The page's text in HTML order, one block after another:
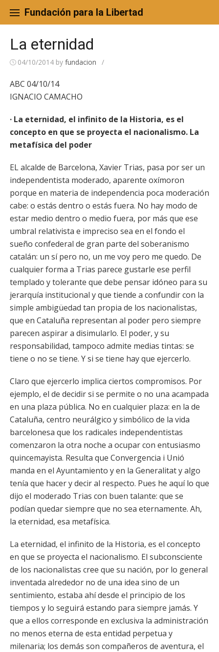
content
Fundación para la Libertad
La eternidad
04/10/2014 by fundacion /
ABC 04/10/14
IGNACIO CAMACHO
· La eternidad, el infinito de la Historia, es el
concepto en que se proyecta el nacionalismo. La
metafísica del poder
EL alcalde de Barcelona, Xavier Trias, pasa por ser un
independentista moderado, aparente oxímoron
porque en materia de independencia poca moderación
cabe: o estás dentro o estás fuera. No hay modo de
estar medio dentro o medio fuera, por más que ese
umbral relativista e impreciso sea en el fondo el
sueño confederal de gran parte del soberanismo
catalán: un sí pero no, un me voy pero me quedo. De
cualquier forma a Trias parece gustarle ese perfil
templado y tolerante que debe pensar idóneo para su
jerarquía institucional y que tiende a confundir con la
simple ambigüedad tan propia de los nacionalistas,
que en Cataluña representan al poder pero siempre
parecen aspirar a disimularlo. El poder, y su
responsabilidad, tampoco admite medias tintas: se
tiene o no se tiene. Y si se tiene hay que ejercerlo.
Claro que ejercerlo implica ciertos compromisos. Por
ejemplo, el de decidir si se permite o no una acampada
en una plaza pública. No en cualquier plaza: en la de
Cataluña, centro neurálgico y simbólico de la vida
barcelonesa que los radicales independentistas
comenzaron la otra noche a ocupar con entusiasmo
quincemayista. Resulta que Convergencia i Unió
manda en el Ayuntamiento y en la Generalitat y algo
tenía que hacer y decir al respecto. Pues he aquí lo que
dijo el moderado Trias con buen talante: que se
podían quedar siempre que no sea eternamente. Ah,
la eternidad, esa metafísica.
La eternidad, el infinito de la Historia, es el concepto
en que se proyecta el nacionalismo. El subconsciente
de los nacionalistas cree que su nación, por lo general
inventada alrededor no de una idea sino de un
sentimiento, estaba ahí desde el principio de los
tiempos y lo seguirá estando para siempre jamás. Y
que a ellos corresponde en exclusiva la administración
no menos eterna de esta entidad perpetua y
milenaria; los demás son compañeros de aventura, el